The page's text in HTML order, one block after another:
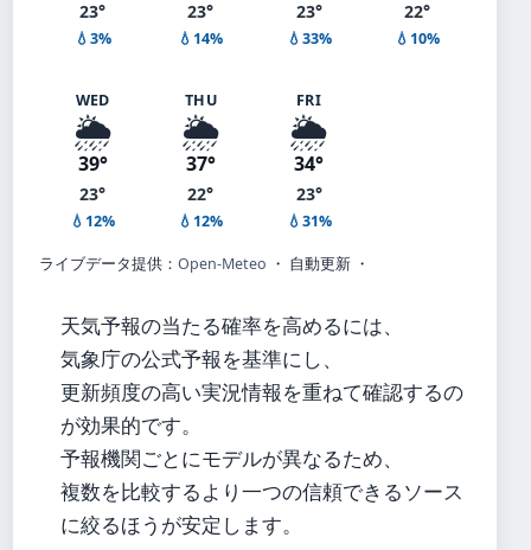
23°
💧3%
23°
💧14%
23°
💧33%
22°
💧10%
WED
🌦️
39°
23°
💧12%
THU
🌦️
37°
22°
💧12%
FRI
🌦️
34°
23°
💧31%
ライブデータ提供： Open-Meteo ・ 自動更新 ・
天気予報の当たる確率を高めるには、
気象庁の公式予報を基準にし、
更新頻度の高い実況情報を重ねて確認するの
が効果的です。
予報機関ごとにモデルが異なるため、
複数を比較するより一つの信頼できるソース
に絞るほうが安定します。